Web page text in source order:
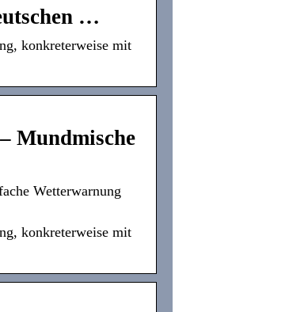
…
konkreterweise mit
Mundmische
Wetterwarnung
konkreterweise mit